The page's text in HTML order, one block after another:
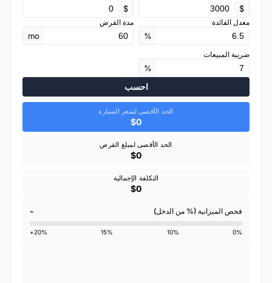
$
$
معدل الفائدة
%
مدة القرض
mo
ضريبة المبيعات
%
احسب
الحد الأقصى لسعر السيارة
$0
الحد الأقصى لمبلغ القرض
$0
التكلفة الإجمالية
$0
فحص الميزانية (% من الدخل) -
0%
10%
15%
20%+